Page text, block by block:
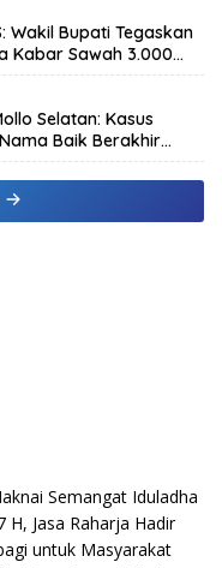
Wakil Bupati Tegaskan
Kabar Sawah 3.000
Selatan: Kasus
Baik Berakhir